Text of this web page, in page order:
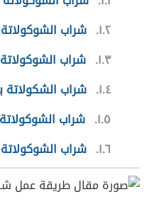
١.٢ شراب الشوكولاتة
١.٣ شراب
١.٤ شراب الشكولاتة
١.٥ شراب
١.٦ شراب الشوكولاتة